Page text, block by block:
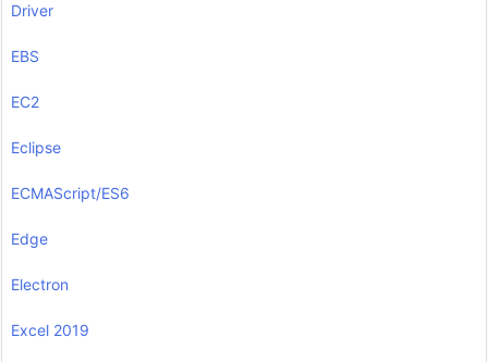
Driver
EBS
EC2
Eclipse
ECMAScript/ES6
Edge
Electron
Excel 2019